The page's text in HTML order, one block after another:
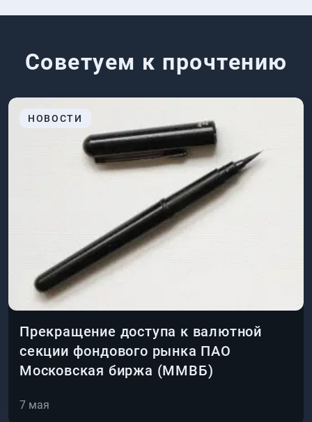
Советуем к прочтению
НОВОСТИ
Прекращение доступа к валютной
секции фондового рынка ПАО
Московская биржа (ММВБ)
7 мая